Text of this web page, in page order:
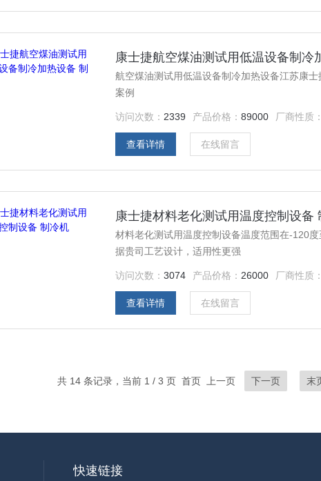
康士捷航空煤油测试用低温设备制冷
航空煤油测试用低温设备制冷加热设备江苏康
案例
访问次数： 2339 产品价格：89000 厂商性质
查看详情 在线留言
康士捷材料老化测试用温度控制设备
材料老化测试用温度控制设备温度范围在-120
据贵司工艺设计，适用性更强
访问次数：3074 产品价格： 26000 厂商性质
查看详情 在线留言
共 14 条记录，当前 1 / 3 页 首页 上一页 下一页 末
快速链接